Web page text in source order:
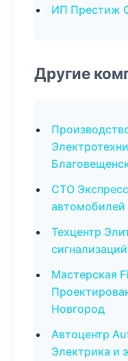
ИП Престиж
Другие
СТО
Техцентр
Мастерская
Новгород
Автоцентр
Электрика и